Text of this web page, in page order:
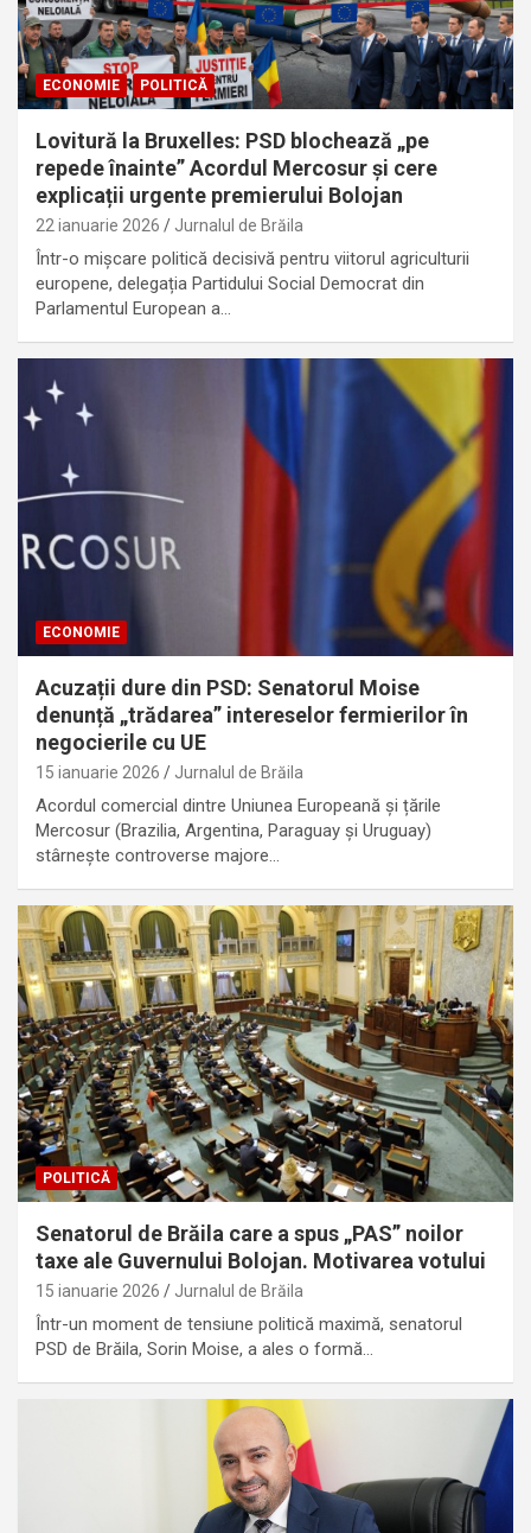
ECONOMIE POLITICĂ
Lovitură la Bruxelles: PSD blochează „pe
repede înainte” Acordul Mercosur și cere
explicații urgente premierului Bolojan
22 ianuarie 2026 Jurnalul de Brăila
Într-o mișcare politică decisivă pentru viitorul agriculturii
europene, delegația Partidului Social Democrat din
Parlamentul European a…
ECONOMIE
Acuzații dure din PSD: Senatorul Moise
denunță „trădarea” intereselor fermierilor în
negocierile cu UE
15 ianuarie 2026 Jurnalul de Brăila
Acordul comercial dintre Uniunea Europeană și țările
Mercosur (Brazilia, Argentina, Paraguay și Uruguay)
stârnește controverse majore…
POLITICĂ
Senatorul de Brăila care a spus „PAS” noilor
taxe ale Guvernului Bolojan. Motivarea votului
15 ianuarie 2026 Jurnalul de Brăila
Într-un moment de tensiune politică maximă, senatorul
PSD de Brăila, Sorin Moise, a ales o formă…